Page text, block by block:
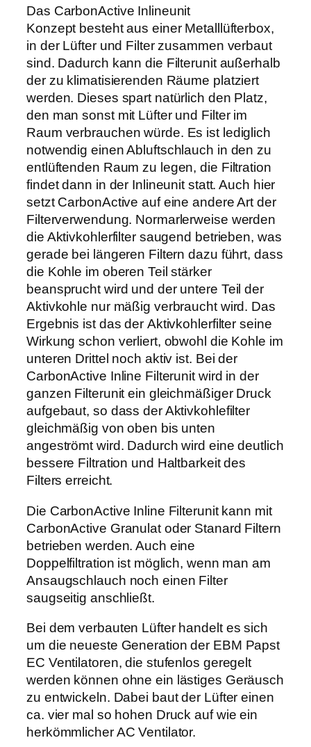
,
0
0
€
.
i
n
e
F
i
l
t
e
r
U
n
i
t
8
0
0
m
³
/
h
2
0
0
e
r
F
l
a
s
c
h
n
u
r
ü
f
t
e
r
M
e
Das CarbonActive Inlineunit
Konzept besteht aus einer Metalllüfterbox,
in der Lüfter und Filter zusammen verbaut
sind. Dadurch kann die Filterunit außerhalb
der zu klimatisierenden Räume platziert
werden. Dieses spart natürlich den Platz,
den man sonst mit Lüfter und Filter im
Raum verbrauchen würde. Es ist lediglich
notwendig einen Abluftschlauch in den zu
entlüftenden Raum zu legen, die Filtration
findet dann in der Inlineunit statt. Auch hier
setzt CarbonActive auf eine andere Art der
Filterverwendung. Normarlerweise werden
die Aktivkohlerfilter saugend betrieben, was
gerade bei längeren Filtern dazu führt, dass
die Kohle im oberen Teil stärker
beansprucht wird und der untere Teil der
Aktivkohle nur mäßig verbraucht wird. Das
Ergebnis ist das der Aktivkohlerfilter seine
Wirkung schon verliert, obwohl die Kohle im
unteren Drittel noch aktiv ist. Bei der
CarbonActive Inline Filterunit wird in der
ganzen Filterunit ein gleichmäßiger Druck
aufgebaut, so dass der Aktivkohlefilter
gleichmäßig von oben bis unten
angeströmt wird. Dadurch wird eine deutlich
bessere Filtration und Haltbarkeit des
Filters erreicht.
Die CarbonActive Inline Filterunit kann mit
CarbonActive Granulat oder Stanard Filtern
betrieben werden. Auch eine
Doppelfiltration ist möglich, wenn man am
Ansaugschlauch noch einen Filter
saugseitig anschließt.
Bei dem verbauten Lüfter handelt es sich
um die neueste Generation der EBM Papst
EC Ventilatoren, die stufenlos geregelt
werden können ohne ein lästiges Geräusch
zu entwickeln. Dabei baut der Lüfter einen
ca. vier mal so hohen Druck auf wie ein
herkömmlicher AC Ventilator.